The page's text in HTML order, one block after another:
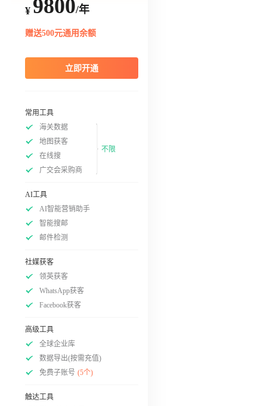
¥ 9800/年
赠送500元通用余额
立即开通
常用工具
海关数据
地图获客
在线搜
广交会采购商
不限
AI工具
AI智能营销助手
智能搜邮
邮件检测
社媒获客
领英获客
WhatsApp获客
Facebook获客
高级工具
全球企业库
数据导出(按需充值)
免费子账号 (5个)
触达工具